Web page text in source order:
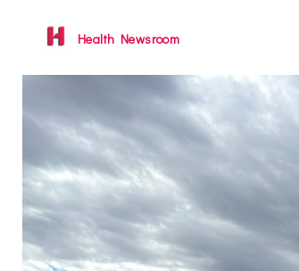
Health Newsroom